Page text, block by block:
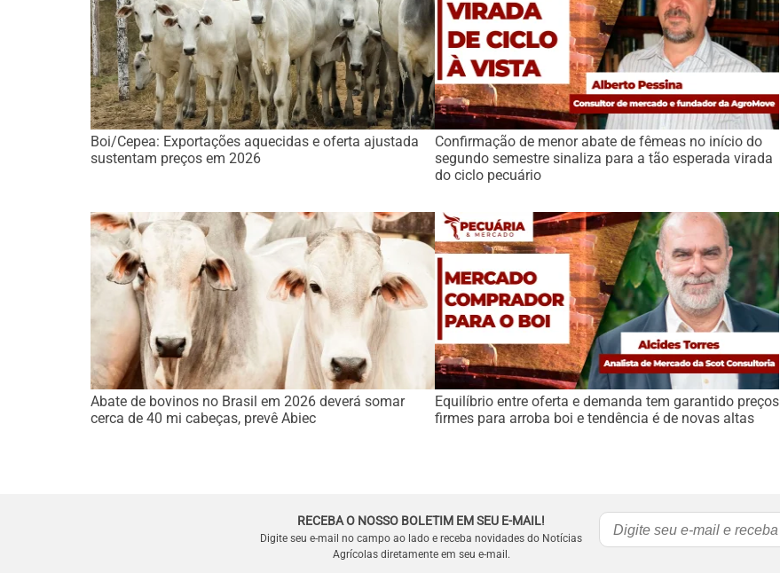
Boi/Cepea: Exportações aquecidas e oferta ajustada
sustentam preços em 2026
Confirmação de menor abate de fêmeas no início do
segundo semestre sinaliza para a tão esperada virada
do ciclo pecuário
Abate de bovinos no Brasil em 2026 deverá somar
cerca de 40 mi cabeças, prevê Abiec
Equilíbrio entre oferta e demanda tem garantido preços
firmes para arroba boi e tendência é de novas altas
RECEBA O NOSSO BOLETIM EM SEU E-MAIL!
Digite seu e-mail no campo ao lado e receba novidades do Notícias
Agrícolas diretamente em seu e-mail.